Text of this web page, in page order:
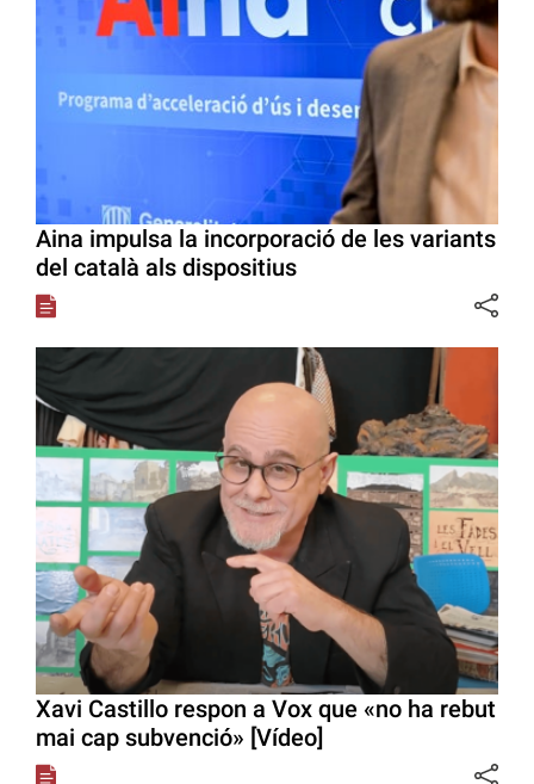
Aina impulsa la incorporació de les variants
del català als dispositius
Xavi Castillo respon a Vox que «no ha rebut
mai cap subvenció» [Vídeo]